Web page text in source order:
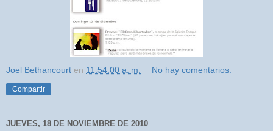
Joel Bethancourt en 11:54:00 a. m. No hay comentarios:
Compartir
JUEVES, 18 DE NOVIEMBRE DE 2010